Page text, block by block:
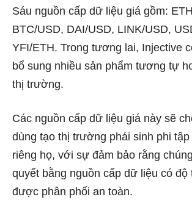
Sáu nguồn cấp dữ liệu giá gồm:
BTC/USD, DAI/USD, LINK/USD,
YFI/ETH. Trong tương lai, Injective
bổ sung nhiều sản phẩm tương tự
thị trường.
Các nguồn cấp dữ liệu giá này sẽ
dùng tạo thị trường phái sinh phi
riêng họ, với sự đảm bảo rằng
quyết bằng nguồn cấp dữ liệu có độ
được phân phối an toàn.